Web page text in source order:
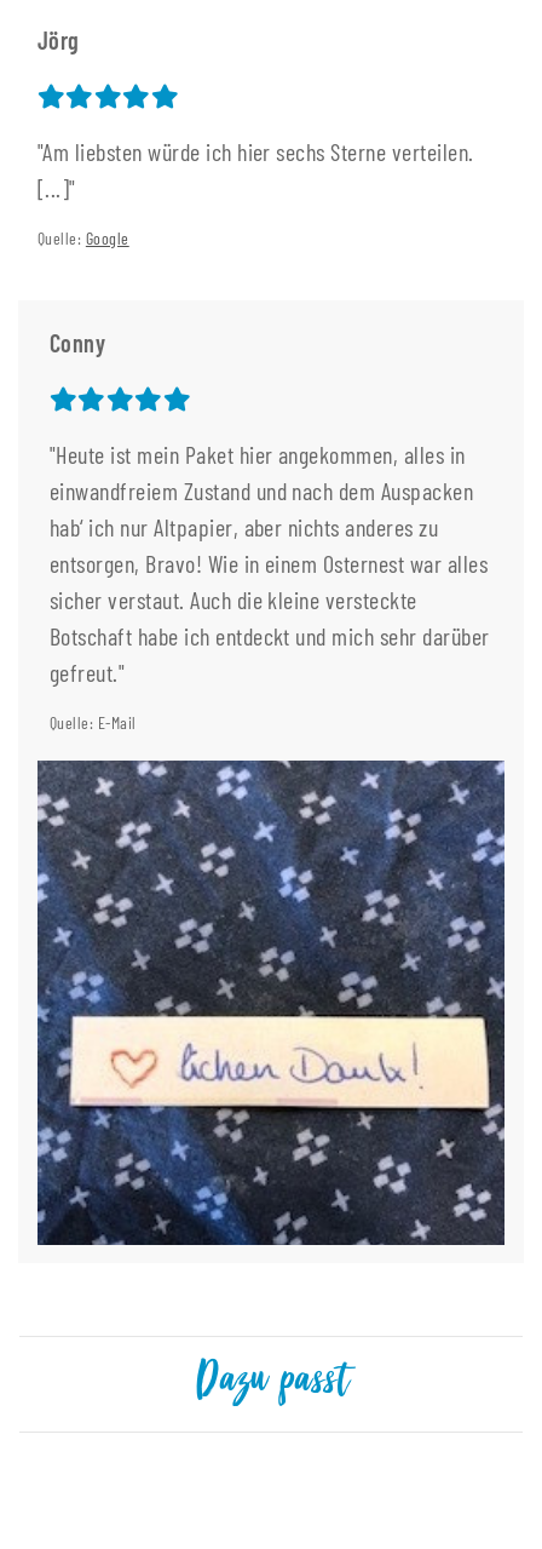
Jörg
"Am liebsten würde ich hier sechs Sterne verteilen.
[...]"
Quelle: Google
Conny
"Heute ist mein Paket hier angekommen, alles in
einwandfreiem Zustand und nach dem Auspacken
hab‘ ich nur Altpapier, aber nichts anderes zu
entsorgen, Bravo! Wie in einem Osternest war alles
sicher verstaut. Auch die kleine versteckte
Botschaft habe ich entdeckt und mich sehr darüber
gefreut."
Quelle: E-Mail
Dazu passt